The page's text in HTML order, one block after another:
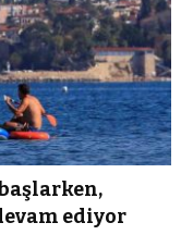
ediyor